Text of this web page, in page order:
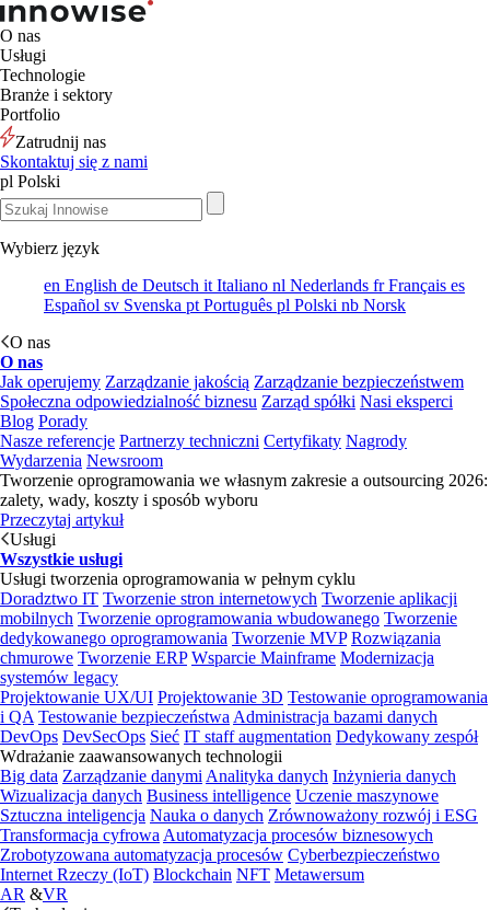
O nas
Usługi
Technologie
Branże i sektory
Portfolio
Zatrudnij nas
Skontaktuj się z nami
pl Polski
Wybierz język
en English de Deutsch it Italiano nl Nederlands frFrançais es
Español sv Svenska pt Português pl Polski nb Norsk
O nas
O nas
Jak operujemy Zarządzanie jakością Zarządzanie bezpieczeństwem
Społeczna odpowiedzialność biznesu Zarząd spółki Nasi eksperci
Blog Porady
Nasze referencje Partnerzy techniczni Certyfikaty Nagrody
Wydarzenia Newsroom
Tworzenie oprogramowania we własnym zakresie a outsourcing 2026:
zalety, wady, koszty i sposób wyboru
Przeczytaj artykuł
Usługi
Wszystkie usługi
Usługi tworzenia oprogramowania w pełnym cyklu
Doradztwo IT Tworzenie stron internetowych Tworzenie aplikacji
mobilnych Tworzenie oprogramowania wbudowanego Tworzenie
dedykowanego oprogramowania Tworzenie MVP Rozwiązania
chmurowe Tworzenie ERP Wsparcie Mainframe Modernizacja
systemów legacy
Projektowanie UX/UI Projektowanie 3D Testowanie oprogramowania
i QA Testowanie bezpieczeństwa Administracja bazami danych
DevOps DevSecOps Sieć IT staff augmentation Dedykowany zespół
Wdrażanie zaawansowanych technologii
Big data Zarządzanie danymi Analityka danych Inżynieria danych
Wizualizacja danych Business intelligence Uczenie maszynowe
Sztuczna inteligencja Nauka o danych Zrównoważony rozwój i ESG
Transformacja cyfrowa Automatyzacja procesów biznesowych
Zrobotyzowana automatyzacja procesów Cyberbezpieczeństwo
Internet Rzeczy (IoT) Blockchain NFT Metawersum
AR &VR